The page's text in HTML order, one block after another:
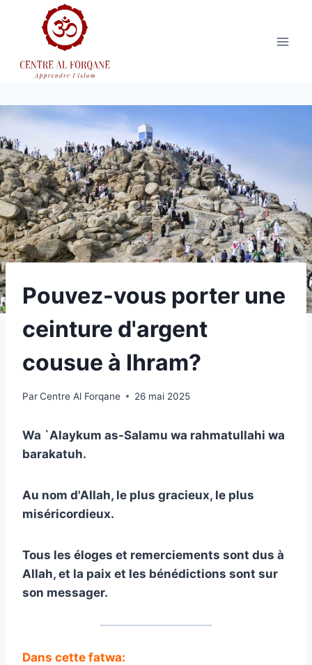
Pouvez-vous porter une
ceinture d'argent
cousue à Ihram?
ParCentre Al Forqane 26 mai 2025
Wa `Alaykum as-Salamu wa rahmatullahi wa
barakatuh.
Au nom d'Allah, le plus gracieux, le plus
miséricordieux.
Tous les éloges et remerciements sont dus à
Allah, et la paix et les bénédictions sont sur
son messager.
Dans cette fatwa: